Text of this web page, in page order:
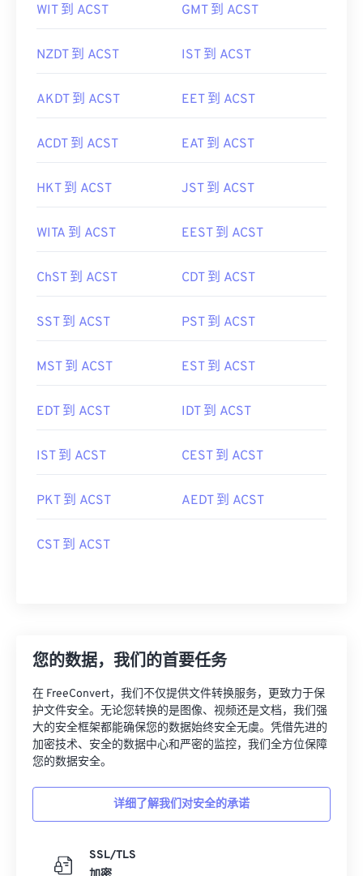
WIT 到 ACST GMT 到 ACST
NZDT 到 ACST IST 到 ACST
AKDT 到 ACST EET 到 ACST
ACDT 到 ACST EAT 到 ACST
HKT 到 ACST JST 到 ACST
WITA 到 ACST EEST 到 ACST
ChST 到 ACST CDT 到 ACST
SST 到 ACST PST 到 ACST
MST 到 ACST EST 到 ACST
EDT 到 ACST IDT 到 ACST
IST 到 ACST CEST 到 ACST
PKT 到 ACST AEDT 到 ACST
CST 到 ACST
您的数据，我们的首要任务
在 FreeConvert，我们不仅提供文件转换服务，更致力于保
护文件安全。无论您转换的是图像、视频还是文档，我们强
大的安全框架都能确保您的数据始终安全无虞。凭借先进的
加密技术、安全的数据中心和严密的监控，我们全方位保障
您的数据安全。
详细了解我们对安全的承诺
SSL/TLS